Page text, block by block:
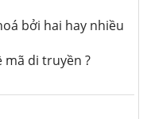
bởi hai hay nhiều
mã di truyền ?